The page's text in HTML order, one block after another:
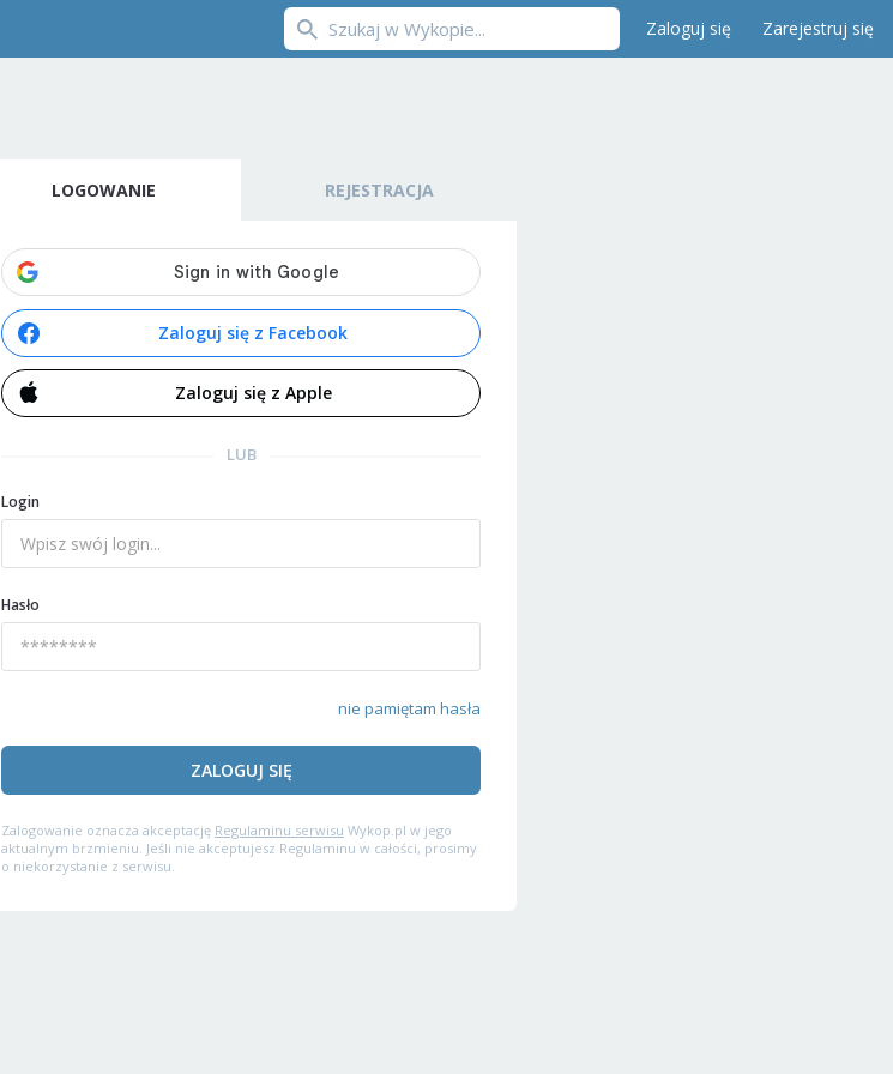
Zaloguj się Zarejestruj się
LOGOWANIE REJESTRACJA
Zaloguj się z Facebook
Zaloguj się z Apple
LUB
Login
Hasło
nie pamiętam hasła
ZALOGUJ SIĘ
Zalogowanie oznacza akceptację Regulaminu serwisu Wykop.pl w jego
aktualnym brzmieniu. Jeśli nie akceptujesz Regulaminu w całości, prosimy
o niekorzystanie z serwisu.